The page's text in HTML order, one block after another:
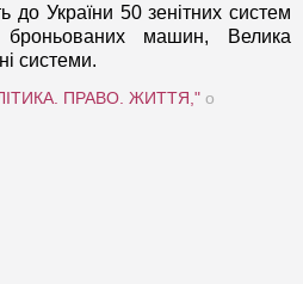
до України 50 зенітних систем
машин, Велика
системи.
ПРАВО. ЖИТТЯ," о